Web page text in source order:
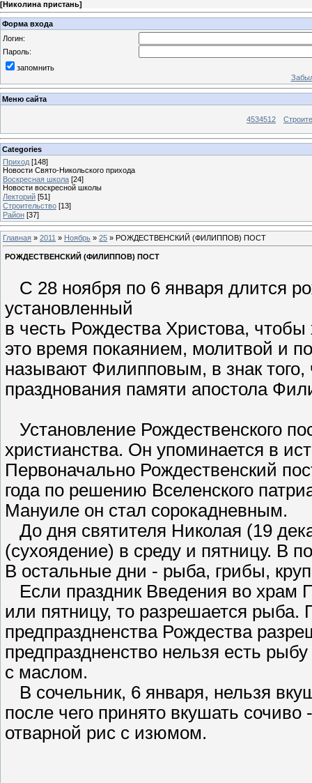
[Николина пристань]
Форма входа
Логин:
Пароль:
запомнить
Меню сайта
4534512
Categories
Приход [148]
Новости Свято-Никольского прихода
Воскресная школа [24]
Новости воскресной школы
Лекторий [51]
Строительство [13]
Район [37]
Главная » 2011 » Ноябрь » 25 » РОЖДЕСТВЕНСКИЙ (ФИЛИППОВ) ПОСТ
РОЖДЕСТВЕНСКИЙ (ФИЛИППОВ) ПОСТ
С 28 ноября по 6 января длится
установленный
в честь Рождества Христова,
это время покаянием, молитвой и
называют Филипповым, в знак того,
празднования памяти апостола
Установление Рождественского
христианства. Он упоминается в
Первоначально Рождественский
года по решению Вселенского
Мануиле он стал сорокадневным.
До дня святителя Николая (19
(сухоядение) в среду и пятницу. В
В остальные дни - рыба, грибы,
Если праздник Введения во храм
или пятницу, то разрешается
предпраздненства Рождества
предпраздненство нельзя есть
с маслом.
В сочельник, 6 января, нельзя
после чего принято вкушать
отварной рис с изюмом.